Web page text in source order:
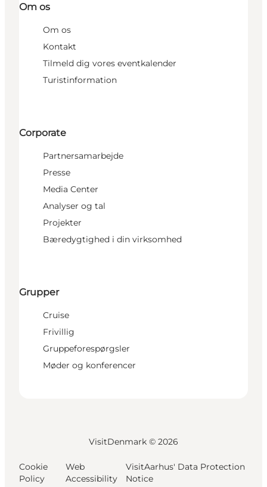
Om os
Om os
Kontakt
Tilmeld dig vores eventkalender
Turistinformation
Corporate
Partnersamarbejde
Presse
Media Center
Analyser og tal
Projekter
Bæredygtighed i din virksomhed
Grupper
Cruise
Frivillig
Gruppeforespørgsler
Møder og konferencer
VisitDenmark © 2026
Cookie
Policy
Web
Accessibility
VisitAarhus' Data Protection
Notice